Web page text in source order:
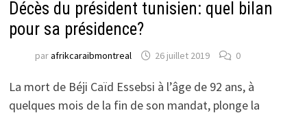
Décès du président tunisien: quel bilan
pour sa présidence?
parafrikcaraibmontreal 26 juillet 2019 0
La mort de Béji Caïd Essebsi à l’âge de 92 ans, à
quelques mois de la fin de son mandat, plonge la